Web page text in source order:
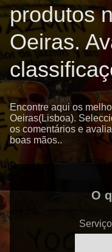
produtos
Oeiras.
Encontre aqui os
Oeiras(Lisboa).
os comentários e
boas mãos..
O
Serviço